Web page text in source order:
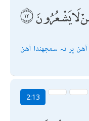
لَا يَشْعُرُونَ
پر نہ سمجھندا آھن
2:13